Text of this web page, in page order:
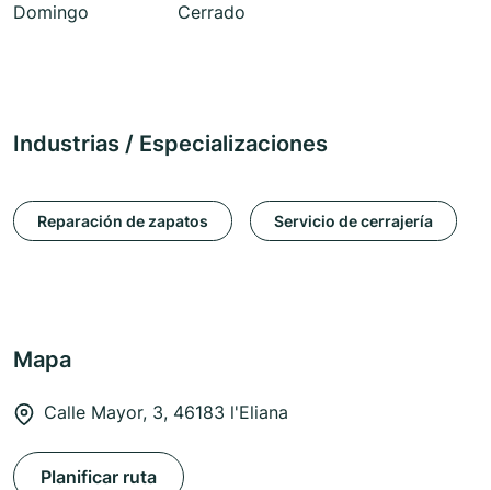
Domingo
Cerrado
Industrias / Especializaciones
Reparación de zapatos Servicio de cerrajería
Mapa
Calle Mayor, 3, 46183 l'Eliana
Planificar ruta